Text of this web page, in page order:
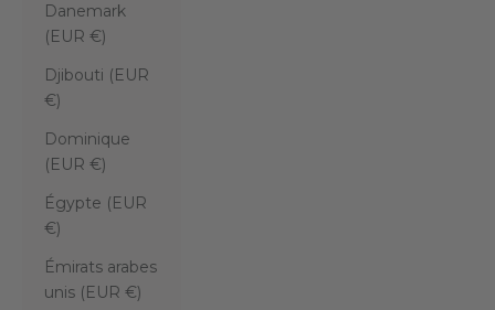
Danemark
(EUR €)
Djibouti (EUR
€)
Dominique
(EUR €)
Égypte (EUR
€)
Émirats arabes
unis (EUR €)